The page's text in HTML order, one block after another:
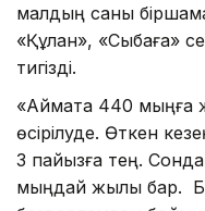
малдың саны
«Құлан», «Сыбаға»
тигізді.
«Аймақта 440 мыңға
өсірілуде. Өткен
3 пайызға тең.
мыңдай жылқы бар.